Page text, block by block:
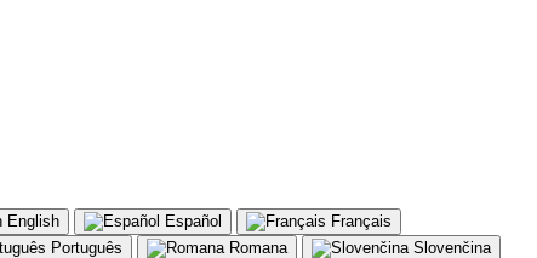
English Español
Français
Português Romana
Slovenčina